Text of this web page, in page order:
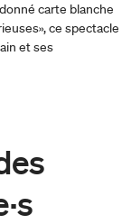
carte blanche
ce spectacle
et ses